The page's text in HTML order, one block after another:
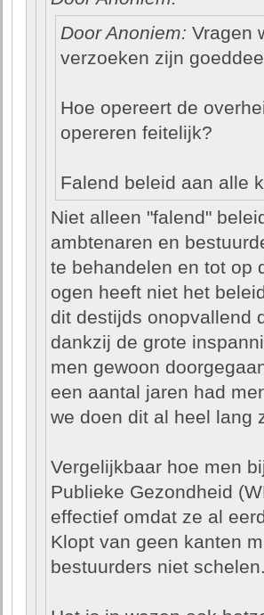
Door Anoniem: Vragen
verzoeken zijn
Hoe opereert de
opereren feitelijk?
Falend beleid aan alle
Niet alleen "falend"
ambtenaren en
te behandelen en tot op
ogen heeft niet het
dit destijds onopvallend
dankzij de grote
men gewoon
een aantal jaren had
we doen dit al heel lang
Vergelijkbaar hoe men
Publieke Gezondheid
effectief omdat ze al
Klopt van geen kanten
bestuurders niet